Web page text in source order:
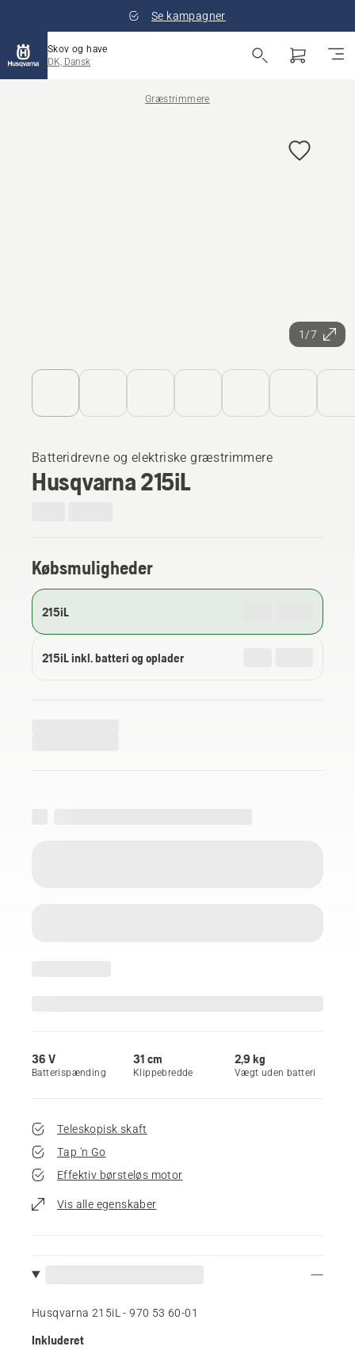
Se kampagner
Skov og have
DK, Dansk
Græstrimmere
1/7
Batteridrevne og elektriske græstrimmere
Husqvarna 215iL
Købsmuligheder
215iL
215iL inkl. batteri og oplader
36 V
Batterispænding
31 cm
Klippebredde
2,9 kg
Vægt uden batteri
Teleskopisk skaft
Tap 'n Go
Effektiv børsteløs motor
Vis alle egenskaber
Husqvarna 215iL - 970 53 60‑01
Inkluderet